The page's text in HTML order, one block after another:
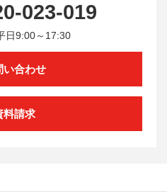
023-019
日9:00～17:30
い合わせ
料請求